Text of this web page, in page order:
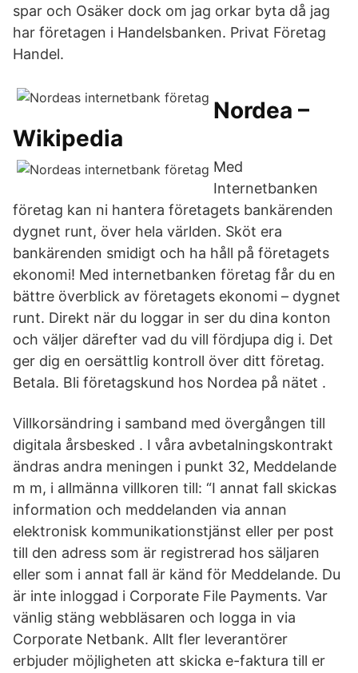
spar och Osäker dock om jag orkar byta då jag
har företagen i Handelsbanken. Privat Företag
Handel.
Nordea –
Wikipedia
Med
Internetbanken
företag kan ni hantera företagets bankärenden
dygnet runt, över hela världen. Sköt era
bankärenden smidigt och ha håll på företagets
ekonomi! Med internetbanken företag får du en
bättre överblick av företagets ekonomi – dygnet
runt. Direkt när du loggar in ser du dina konton
och väljer därefter vad du vill fördjupa dig i. Det
ger dig en oersättlig kontroll över ditt företag.
Betala. Bli företagskund hos Nordea på nätet .
Villkorsändring i samband med övergången till
digitala årsbesked . I våra avbetalningskontrakt
ändras andra meningen i punkt 32, Meddelande
m m, i allmänna villkoren till: “I annat fall skickas
information och meddelanden via annan
elektronisk kommunikationstjänst eller per post
till den adress som är registrerad hos säljaren
eller som i annat fall är känd för Meddelande. Du
är inte inloggad i Corporate File Payments. Var
vänlig stäng webbläsaren och logga in via
Corporate Netbank. Allt fler leverantörer
erbjuder möjligheten att skicka e-faktura till er